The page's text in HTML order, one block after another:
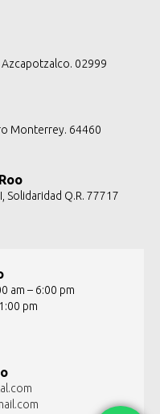
02999
Monterrey. 64460
Solidaridad Q.R. 77717
am – 6:00 pm
pm